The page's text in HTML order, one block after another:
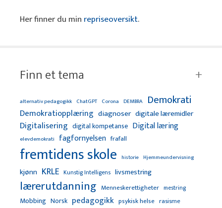
Her finner du min repriseoversikt.
Finn et tema
alternativ pedagogikk ChatGPT Corona DEMBRA Demokrati
Demokratiopplæring diagnoser digitale læremidler
Digitalisering digital kompetanse Digital læring
elevdemokrati fagfornyelsen frafall
fremtidens skole historie Hjemmeundervisning
kjønn KRLE Kunstig Intelligens livsmestring
lærerutdanning Menneskerettigheter mestring
Mobbing Norsk pedagogikk psykisk helse rasisme